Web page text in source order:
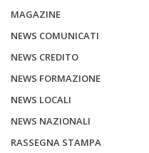
MAGAZINE
NEWS COMUNICATI
NEWS CREDITO
NEWS FORMAZIONE
NEWS LOCALI
NEWS NAZIONALI
RASSEGNA STAMPA